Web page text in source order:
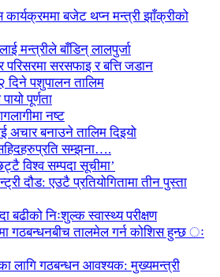
बजेट थप्न मन्त्री झाँक्रीको
मन्त्रीले बाँडिन् लालपुर्जा
परिसरमा सरसफाइ र बत्ति जडान
दिने पशुपालन तालिम
पूर्णता
नष्ट
अचार बनाउने तालिम दिइयो
सम्झना….
विश्व सम्पदा सूचीमा’
दौड: एउटै प्रतियोगितामा तीन पुस्ता
बढीको निःशुल्क स्वास्थ्य परीक्षण
गठबन्धनबीच तालमेल गर्न कोशिस हुन्छ ः
लागि गठबन्धन आवश्यक: मुख्यमन्त्री